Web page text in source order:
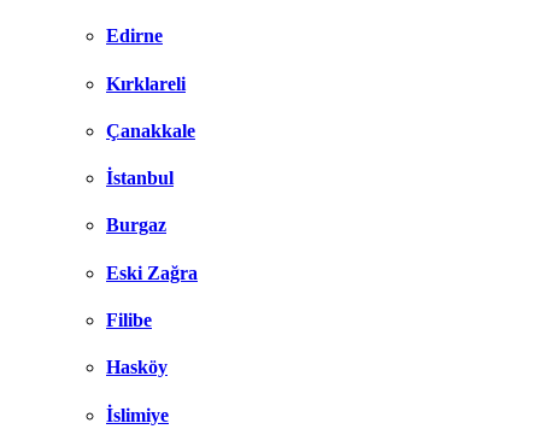
Edirne
Kırklareli
Çanakkale
İstanbul
Burgaz
Eski Zağra
Filibe
Hasköy
İslimiye